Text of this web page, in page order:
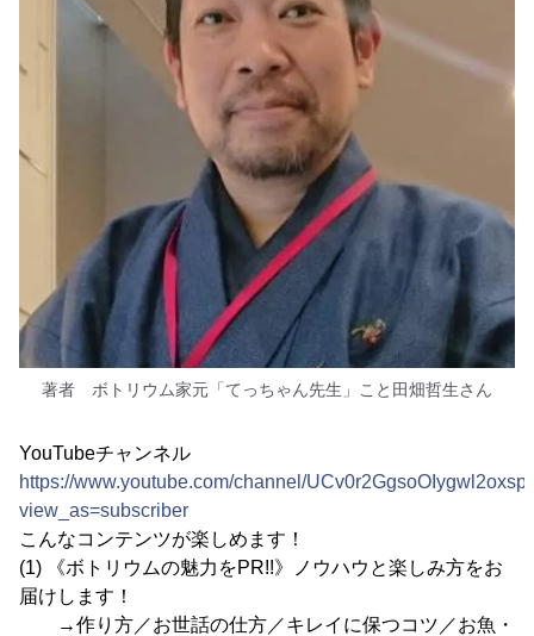
著者 ボトリウム家元「てっちゃん先生」こと田畑哲生さん
YouTubeチャンネル
https://www.youtube.com/channel/
view_as=subscriber
こんなコンテンツが楽しめます！
(1) 《ボトリウムの魅力をPR!!》ノウハウと楽しみ方をお
届けします！
→作り方／お世話の仕方／キレイに保つコツ／お魚・